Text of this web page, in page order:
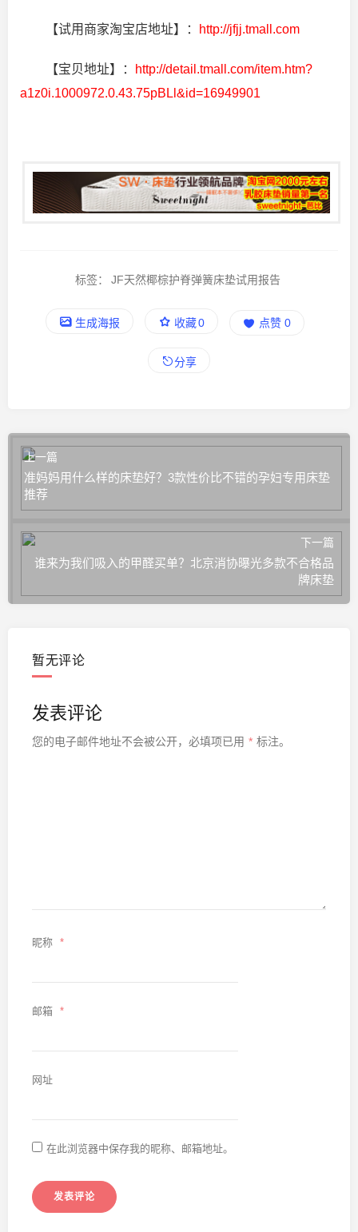
【试用商家淘宝店地址】： http://jfjj.tmall.com
【宝贝地址】：
http://detail.tmall.com/item.htm?
a1z0i.1000972.0.43.75pBLl&id=16949901
标签： JF天然椰棕护脊弹簧床垫试用报告
生成海报 收藏0 点赞 0
分享
上一篇
准妈妈用什么样的床垫好？3款性价比不错的孕妇专用床垫
推荐
下一篇
谁来为我们吸入的甲醛买单？北京消协曝光多款不合格品
牌床垫
暂无评论
发表评论
您的电子邮件地址不会被公开， 必填项已用 * 标注。
昵称 *
邮箱 *
网址
在此浏览器中保存我的昵称、邮箱地址。